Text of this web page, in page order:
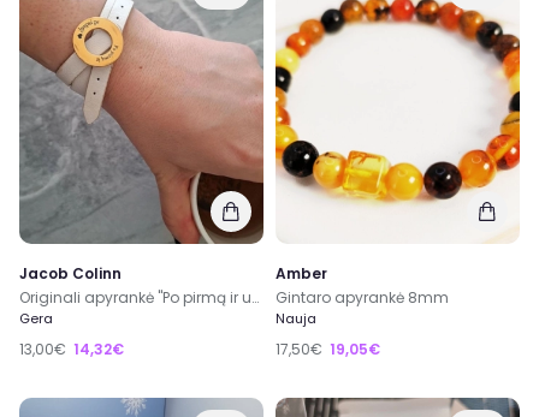
Jacob Colinn
Originali apyrankė "Po pirmą ir už pažintį!"
Gera
13,00€ 14,32€
Amber
Gintaro apyrankė 8mm
Nauja
17,50€ 19,05€